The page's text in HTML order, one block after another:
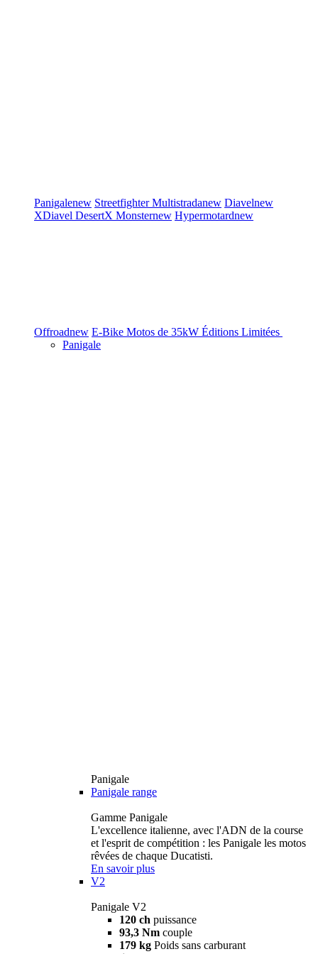
Panigalenew StreetfighterMultistradanew Diavelnew
XDiavel DesertX Monsternew Hypermotardnew
Offroadnew E-Bike Motos de 35kW Éditions Limitées
Panigale
Panigale
Panigale range
Gamme Panigale
L'excellence italienne, avec l'ADN de la course
et l'esprit de compétition : les Panigale les motos
rêvées de chaque Ducatisti.
En savoir plus
V2
Panigale V2
120 ch puissance
93,3 Nm couple
179 kg Poids sans carburant